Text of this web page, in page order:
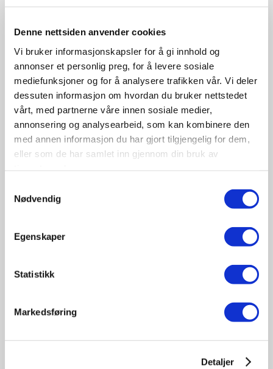
Denne nettsiden anvender cookies
Vi bruker informasjonskapsler for å gi innhold og
annonser et personlig preg, for å levere sosiale
mediefunksjoner og for å analysere trafikken vår. Vi deler
dessuten informasjon om hvordan du bruker nettstedet
vårt, med partnerne våre innen sosiale medier,
annonsering og analysearbeid, som kan kombinere den
med annen informasjon du har gjort tilgjengelig for dem,
eller som de har samlet inn gjennom din bruk av
Nødvendig
Egenskaper
Statistikk
Markedsføring
Detaljer
09-10
Sted: Clarion Hotel & Congress Oslo Airport, Hans